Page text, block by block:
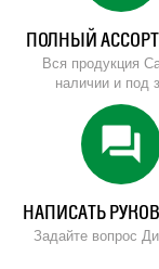
ПОЛНЫЙ
Вся продукция
наличии и под
forum
НАПИСАТЬ
Задайте вопрос